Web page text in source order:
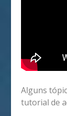
Alguns
tutorial de